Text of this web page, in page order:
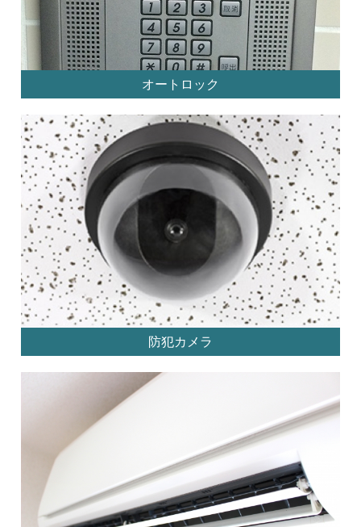
オートロック
防犯カメラ